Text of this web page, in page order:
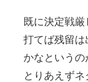
既に決定戦
打てば残留は
かなという
とりあえず